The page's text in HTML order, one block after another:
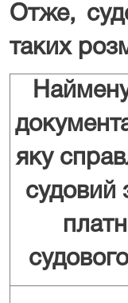
Отже,
таких
документа
яку
судовий